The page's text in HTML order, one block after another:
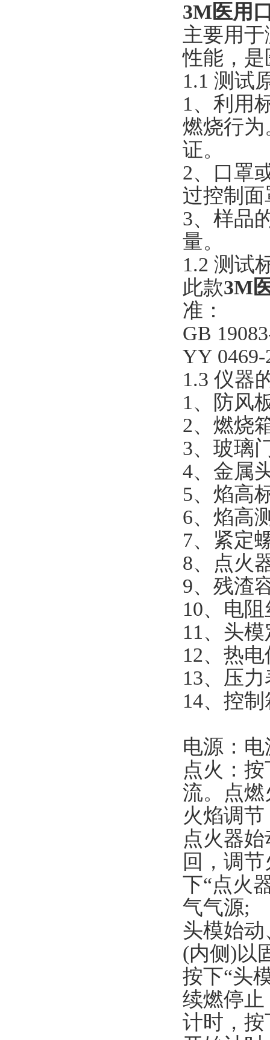
3M医用
主要用
性能，
1.1 测试
1、利用
燃烧行
证。
2、口罩
过控制
3、样品
量。
1.2 测试
此款3M
准：
GB
YY
1.3 仪器
1、防风
2、燃烧
3、玻璃
4、金属
5、焰高
6、焰高
7、紧定
8、点火
9、残渣
10、电
11、头
12、热电
13、压力
14、控
电源：
点火：
流。点
火焰调
点火器
回，调
下“点火
气气源;
头模始
(内侧)以
按下“头
续燃停止
计时，按